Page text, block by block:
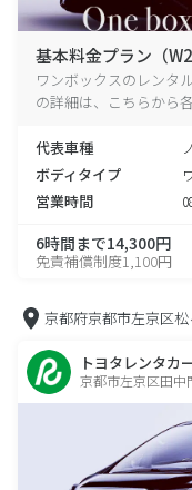
基本料金プラン（W2
ワンボックスのレンタ
の詳細は、こちらから
代表車種
ボディタイプ
営業時間
6時間まで14,300円
免責補償制度1,100円
京都府京都市左京区
トヨタレンタカ
京都市左京区田